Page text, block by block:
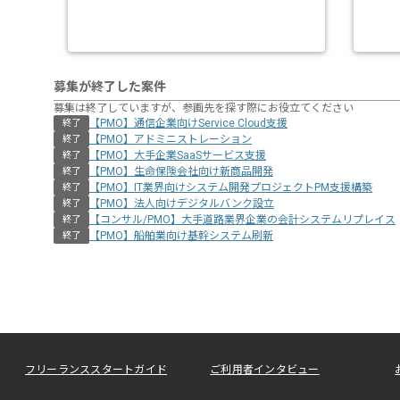
募集が終了した案件
募集は終了していますが、参画先を探す際にお役立てください
終了 【PMO】通信企業向けService Cloud支援
終了 【PMO】アドミニストレーション
終了 【PMO】大手企業SaaSサービス支援
終了 【PMO】生命保険会社向け新商品開発
終了 【PMO】IT業界向けシステム開発プロジェクトPM支援構築
終了 【PMO】法人向けデジタルバンク設立
終了 【コンサル/PMO】大手道路業界企業の会計システムリプレイス
終了 【PMO】船舶業向け基幹システム刷新
フリーランススタートガイド ご利用者インタビュー